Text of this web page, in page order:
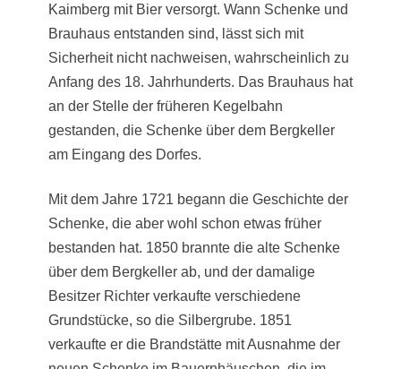
Kaimberg mit Bier versorgt. Wann Schenke und
Brauhaus entstanden sind, lässt sich mit
Sicherheit nicht nachweisen, wahrscheinlich zu
Anfang des 18. Jahrhunderts. Das Brauhaus hat
an der Stelle der früheren Kegelbahn
gestanden, die Schenke über dem Bergkeller
am Eingang des Dorfes.
Mit dem Jahre 1721 begann die Geschichte der
Schenke, die aber wohl schon etwas früher
bestanden hat. 1850 brannte die alte Schenke
über dem Bergkeller ab, und der damalige
Besitzer Richter verkaufte verschiedene
Grundstücke, so die Silbergrube. 1851
verkaufte er die Brandstätte mit Ausnahme der